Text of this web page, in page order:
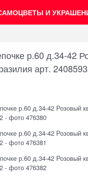
И
р.60 д.34-42
арт.